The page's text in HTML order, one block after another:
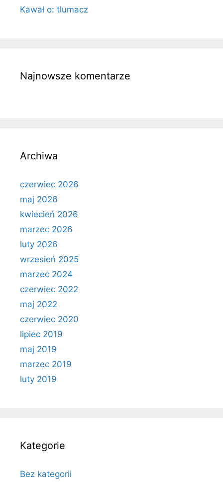
Kawał o: tlumacz
Najnowsze komentarze
Archiwa
czerwiec 2026
maj 2026
kwiecień 2026
marzec 2026
luty 2026
wrzesień 2025
marzec 2024
czerwiec 2022
maj 2022
czerwiec 2020
lipiec 2019
maj 2019
marzec 2019
luty 2019
Kategorie
Bez kategorii